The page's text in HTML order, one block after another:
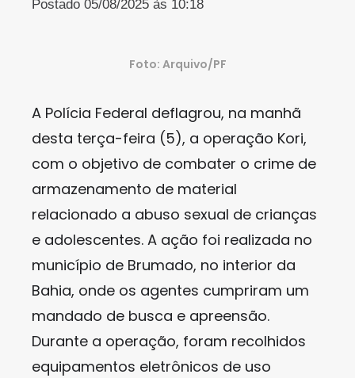
Postado 05/08/2025 às 10:18
Foto: Arquivo/PF
A Polícia Federal deflagrou, na manhã
desta terça-feira (5), a operação Kori,
com o objetivo de combater o crime de
armazenamento de material
relacionado a abuso sexual de crianças
e adolescentes. A ação foi realizada no
município de Brumado, no interior da
Bahia, onde os agentes cumpriram um
mandado de busca e apreensão.
Durante a operação, foram recolhidos
equipamentos eletrônicos de uso